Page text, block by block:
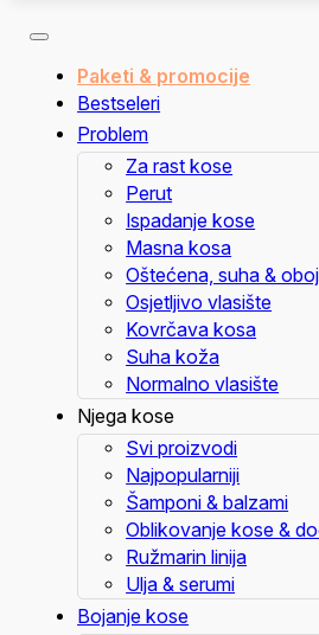
Paketi & promocije
Bestseleri
Problem
Za rast kose
Perut
Ispadanje kose
Masna kosa
Oštećena, suha &
Osjetljivo vlasište
Kovrčava kosa
Suha koža
Normalno vlasište
Njega kose
Svi proizvodi
Najpopularniji
Šamponi & balzami
Oblikovanje kose &
Ružmarin linija
Ulja & serumi
Bojanje kose